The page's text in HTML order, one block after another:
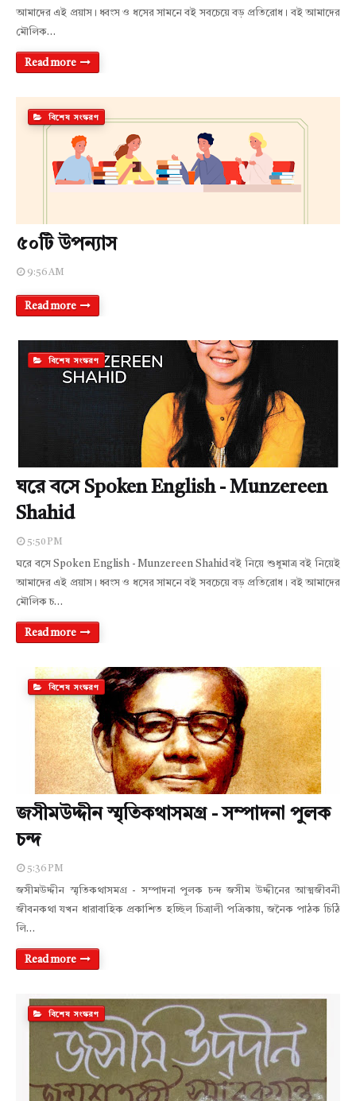
আমাদের এই প্রয়াস। ধ্বংস ও ধসের সামনে বই সবচেয়ে বড় প্রতিরোধ। বই আমাদের
মৌলিক…
Read more
বিশেষ সংস্করণ
৫০টি উপন্যাস
9:56 AM
Read more
বিশেষ সংস্করণ
ঘরে বসে Spoken English - Munzereen
Shahid
5:50 PM
ঘরে বসে Spoken English - Munzereen Shahid বই নিয়ে শুধুমাত্র বই নিয়েই
আমাদের এই প্রয়াস। ধ্বংস ও ধসের সামনে বই সবচেয়ে বড় প্রতিরোধ। বই আমাদের
মৌলিক চ…
Read more
বিশেষ সংস্করণ
জসীমউদ্দীন স্মৃতিকথাসমগ্র - সম্পাদনা পুলক
চন্দ
5:36 PM
জসীমউদ্দীন স্মৃতিকথাসমগ্র - সম্পাদনা পুলক চন্দ জসীম উদ্দীনের আত্মজীবনী
জীবনকথা যখন ধারাবাহিক প্রকাশিত হচ্ছিল চিত্রালী পত্রিকায়, জনৈক পাঠক চিঠি
লি…
Read more
বিশেষ সংস্করণ